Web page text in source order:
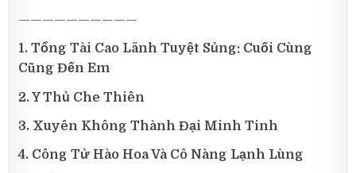
——————————
1. Tổng Tài Cao Lãnh Tuyệt Sủng: Cuối Cùng
Cũng Đến Em
2. Y Thủ Che Thiên
3. Xuyên Không Thành Đại Minh Tinh
4. Công Tử Hào Hoa Và Cô Nàng Lạnh Lùng